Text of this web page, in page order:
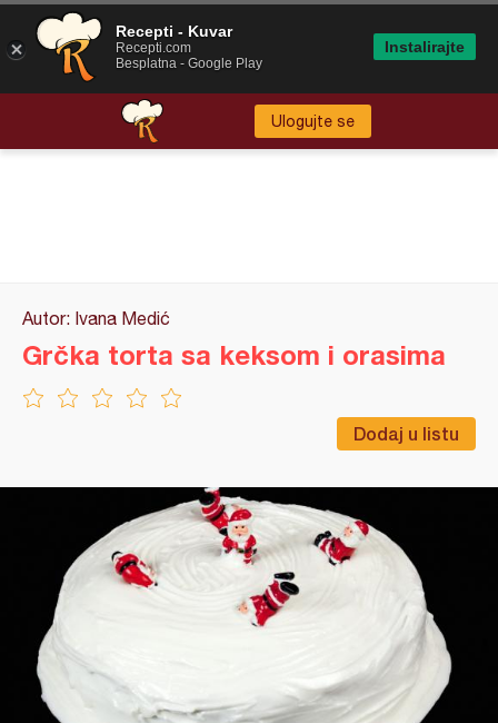
Ulogujte se
Autor: Ivana Medić
Dodaj u listu
Grčka torta sa keksom i orasima
Recepti - Kuvar
Recepti.com
Besplatna - Google Play
Instalirajte